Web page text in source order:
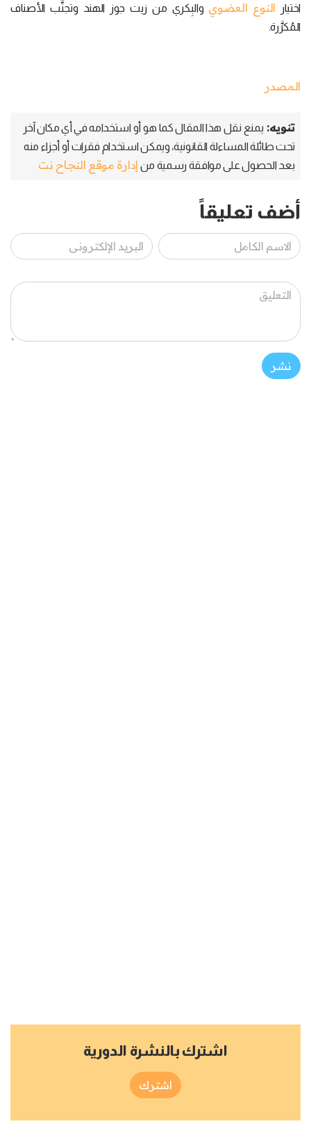
اختيار النوع العضوي والبِكري من زيت جوز الهند وتجنَّب الأصناف
المُكرَّرة.
المصدر
تنويه: يمنع نقل هذا المقال كما هو أو استخدامه في أي مكان آخر
تحت طائلة المساءلة القانونية، ويمكن استخدام فقرات أو أجزاء منه
بعد الحصول على موافقة رسمية من إدارة موقع النجاح نت
أضف تعليقاً
نشر
اشترك بالنشرة الدورية
اشترك